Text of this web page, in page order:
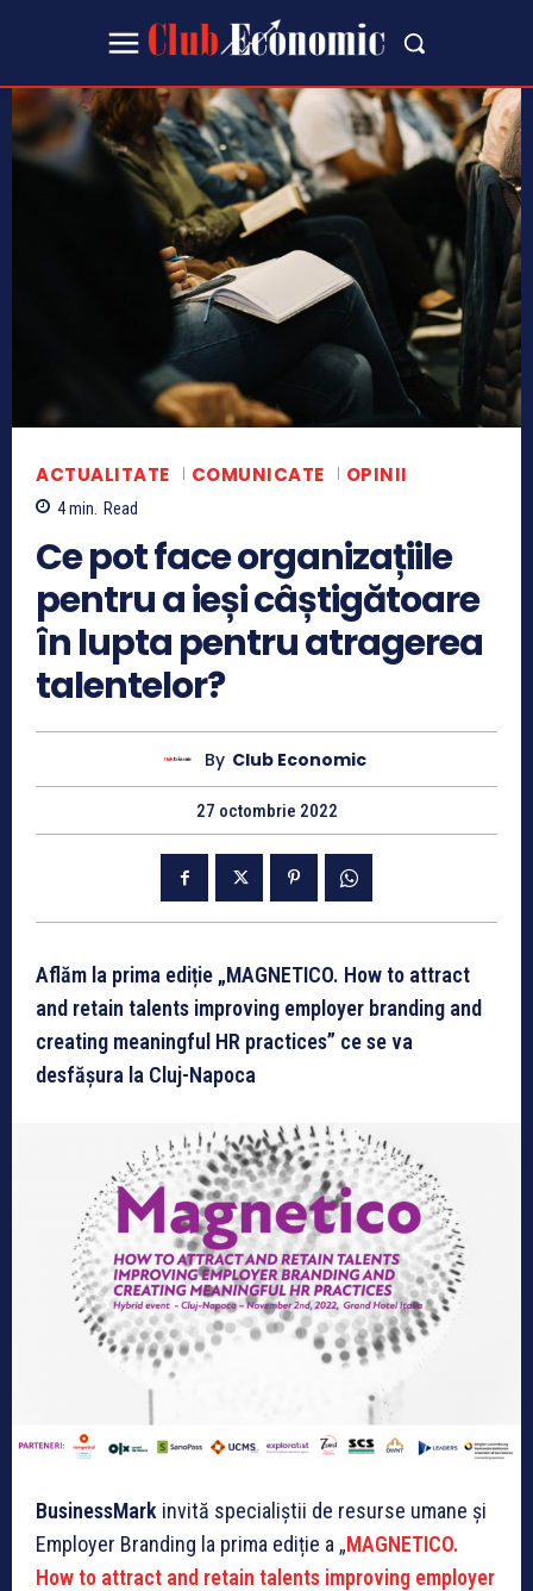
ACTUALITATE COMUNICATE OPINII
4min. Read
Ce pot face organizațiile
pentru a ieși câștigătoare
în lupta pentru atragerea
talentelor?
By Club Economic
27 octombrie 2022
Aflăm la prima ediție „MAGNETICO. How to attract
and retain talents improving employer branding and
creating meaningful HR practices” ce se va
desfășura la Cluj-Napoca
BusinessMark invită specialiștii de resurse umane și
Employer Branding la prima ediție a „MAGNETICO.
How to attract and retain talents improving employer